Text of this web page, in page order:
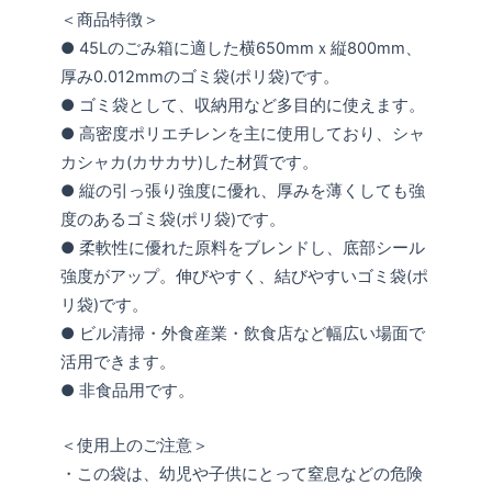
＜商品特徴＞
● 45Lのごみ箱に適した横650mmｘ縦800mm、
厚み0.012mmのゴミ袋(ポリ袋)です。
● ゴミ袋として、収納用など多目的に使えます。
● 高密度ポリエチレンを主に使用しており、シャ
カシャカ(カサカサ)した材質です。
● 縦の引っ張り強度に優れ、厚みを薄くしても強
度のあるゴミ袋(ポリ袋)です。
● 柔軟性に優れた原料をブレンドし、底部シール
強度がアップ。伸びやすく、結びやすいゴミ袋(ポ
リ袋)です。
● ビル清掃・外食産業・飲食店など幅広い場面で
活用できます。
● 非食品用です。
＜使用上のご注意＞
・この袋は、幼児や子供にとって窒息などの危険